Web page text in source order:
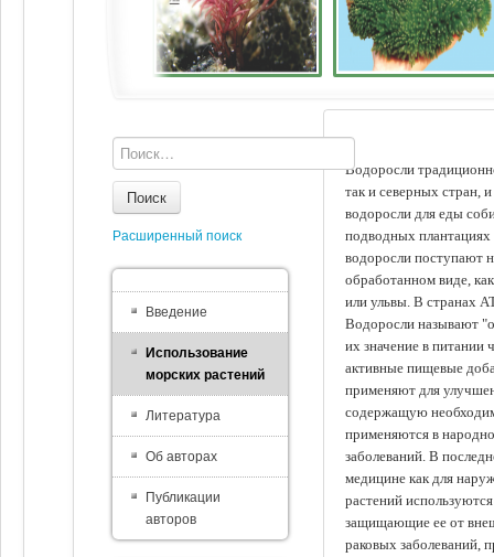
Водоросли
так и северных стран,
водоросли для еды
подводных
водоросли поступают
обработанном виде,
или ульвы. В странах
Водоросли называют
их значение в питании
активные пищевые
применяют для
содержащую
применяются в
заболеваний. В
медицине как для
растений
защищающие ее от
раковых заболеваний,
Поиск
Расширенный поиск
Введение
Использование
морских растений
Литература
Об авторах
Публикации
авторов